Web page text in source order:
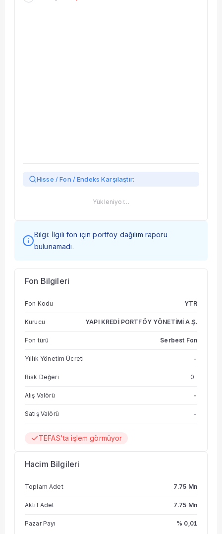
Hisse / Fon / Endeks Karşılaştır:
Yükleniyor…
Bilgi: İlgili fon için portföy dağılım raporu
bulunamadı.
Fon Bilgileri
Fon Kodu YTR
Kurucu YAPI KREDİ PORTFÖY YÖNETİMİ A.Ş.
Fon türü Serbest Fon
Yıllık Yönetim Ücreti -
Risk Değeri 0
Alış Valörü -
Satış Valörü -
TEFAS'ta işlem görmüyor
Hacim Bilgileri
Toplam Adet 7.75 Mn
Aktif Adet 7.75 Mn
Pazar Payı % 0,01